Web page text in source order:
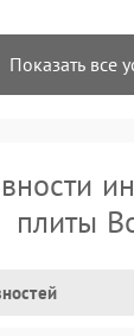
Показать все
плиты